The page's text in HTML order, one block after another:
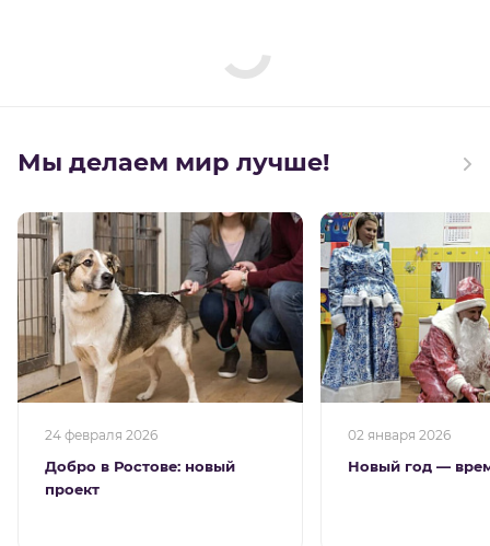
Мы делаем мир лучше!
24 февраля 2026
Добро в Ростове: новый
проект
02 января 2026
Новый год —